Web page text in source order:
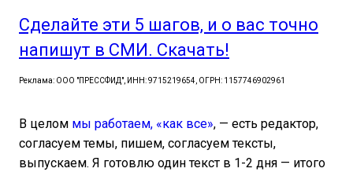
Сделайте эти 5 шагов, и о вас точно
напишут в СМИ. Скачать!
Реклама: ООО "ПРЕССФИД", ИНН: 9715219654, ОГРН: 1157746902961
В целом мы работаем, «как все», — есть редактор,
согласуем темы, пишем, согласуем тексты,
выпускаем. Я готовлю один текст в 1-2 дня — итого